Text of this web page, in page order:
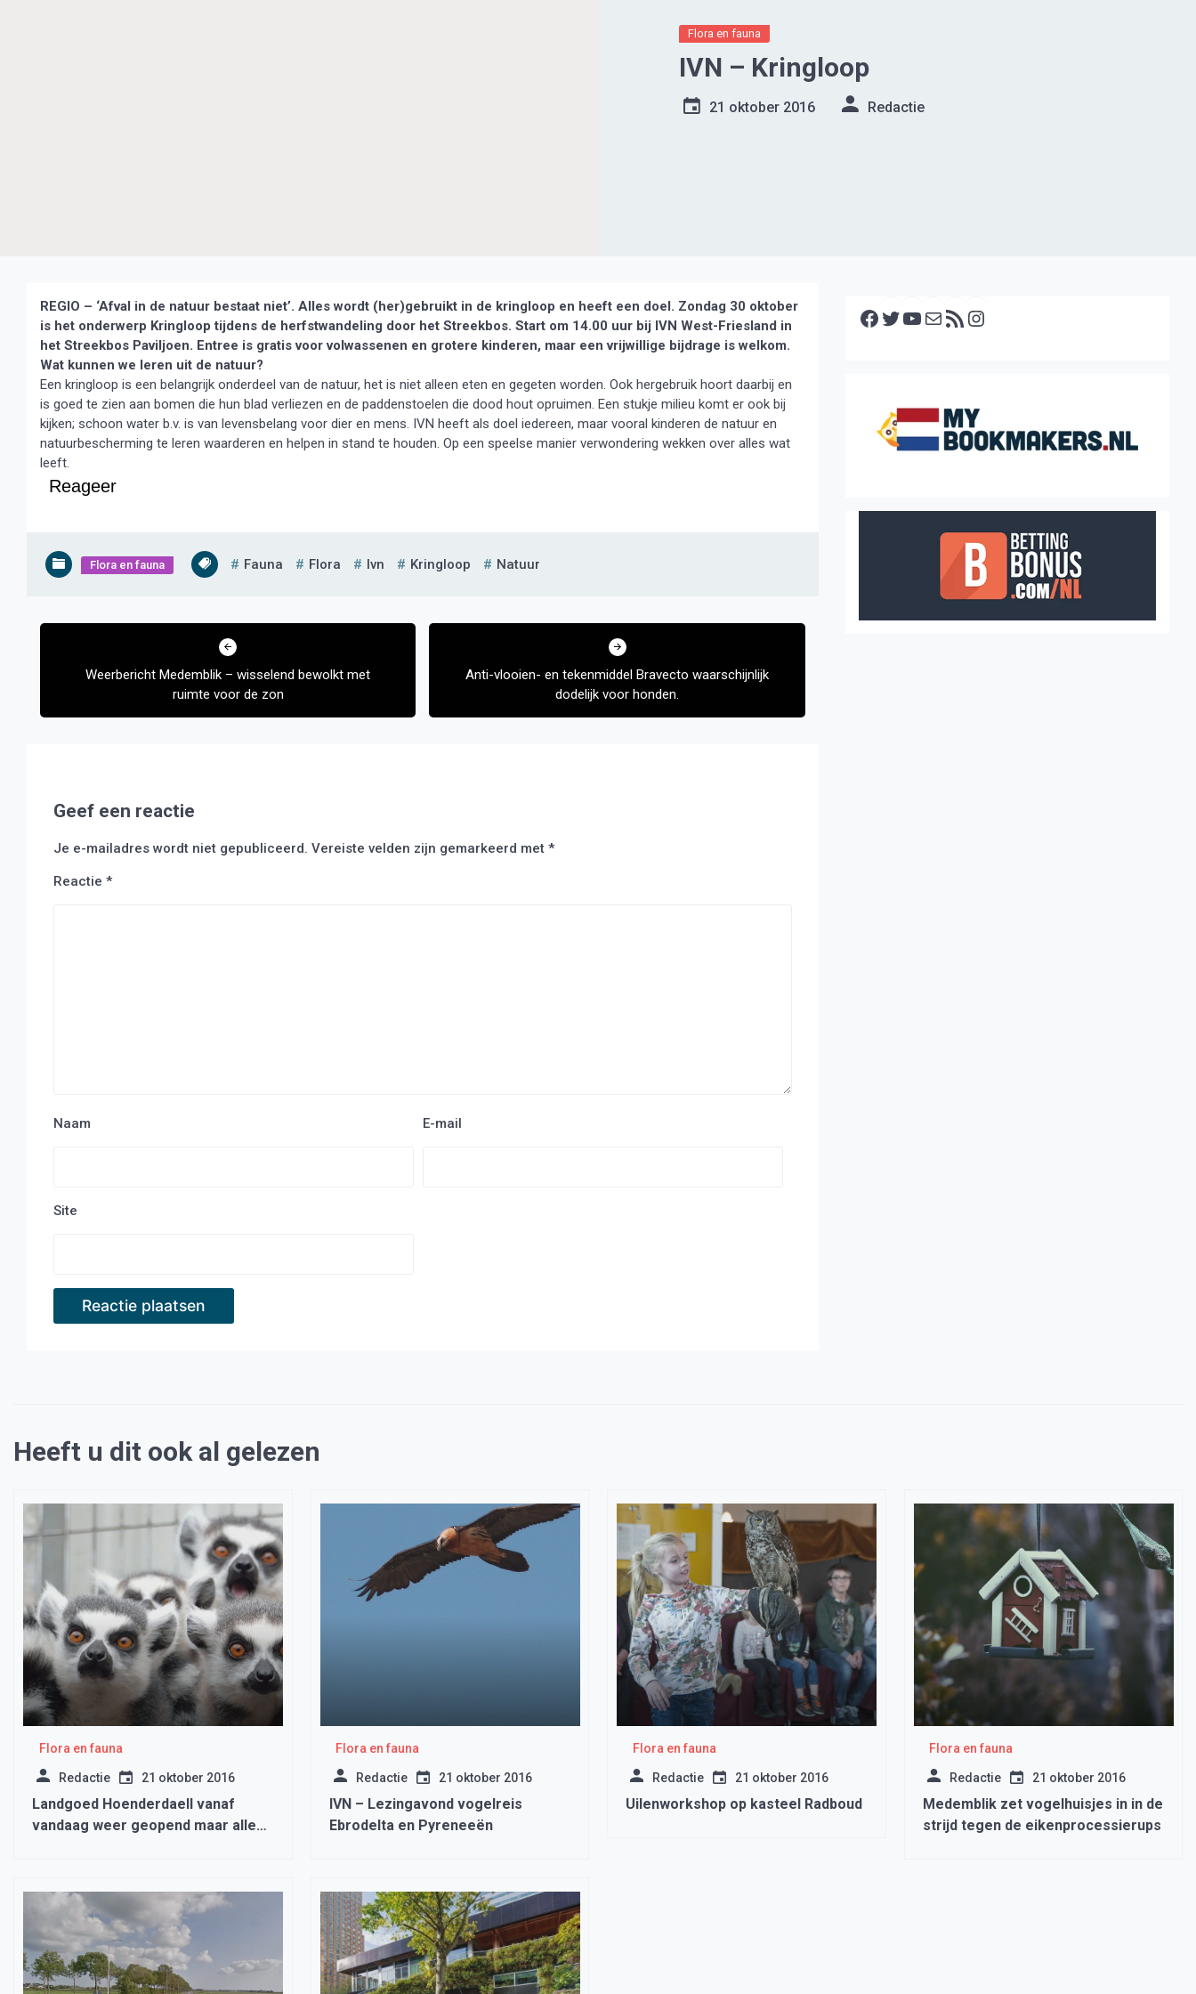
Flora en fauna
IVN – Kringloop
21 oktober 2016 Redactie
REGIO – ‘Afval in de natuur bestaat niet’. Alles wordt (her)gebruikt in de kringloop en heeft een doel. Zondag 30 oktober
is het onderwerp Kringloop tijdens de herfstwandeling door het Streekbos. Start om 14.00 uur bij IVN West-Friesland in
het Streekbos Paviljoen. Entree is gratis voor volwassenen en grotere kinderen, maar een vrijwillige bijdrage is welkom.
Wat kunnen we leren uit de natuur?
Een kringloop is een belangrijk onderdeel van de natuur, het is niet alleen eten en gegeten worden. Ook hergebruik hoort daarbij en
is goed te zien aan bomen die hun blad verliezen en de paddenstoelen die dood hout opruimen. Een stukje milieu komt er ook bij
kijken; schoon water b.v. is van levensbelang voor dier en mens. IVN heeft als doel iedereen, maar vooral kinderen de natuur en
natuurbescherming te leren waarderen en helpen in stand te houden. Op een speelse manier verwondering wekken over alles wat
leeft.
Reageer
Flora en fauna Fauna Flora Ivn Kringloop Natuur
Bericht
Weerbericht Medemblik – wisselend bewolkt met
ruimte voor de zon
Anti-vlooien- en tekenmiddel Bravecto waarschijnlijk
dodelijk voor honden.
Geef een reactie
Je e-mailadres wordt niet gepubliceerd. Vereiste velden zijn gemarkeerd met *
Reactie *
Naam E-mail
Site
Facebook Twitter YouTube E-mail RSS feed
Heeft u dit ook al gelezen
Flora en fauna
Redactie 21 oktober 2016
Landgoed Hoenderdaell vanaf
vandaag weer geopend maar alleen
Flora en fauna
Redactie 21 oktober 2016
IVN – Lezingavond vogelreis
Ebrodelta en Pyreneeën
Flora en fauna
Redactie 21 oktober 2016
Uilenworkshop op kasteel Radboud
Flora en fauna
Redactie 21 oktober 2016
Medemblik zet vogelhuisjes in in de
strijd tegen de eikenprocessierups